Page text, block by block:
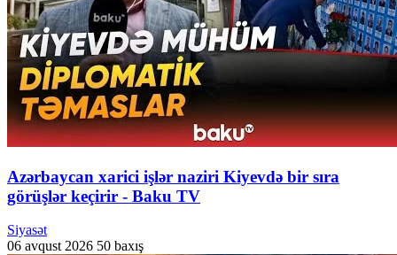
Azərbaycan xarici işlər naziri Kiyevdə bir sıra
görüşlər keçirir - Baku TV
Siyasət
06 avqust 2026 50 baxış